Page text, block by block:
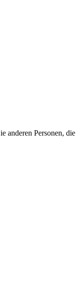
anderen Personen, die